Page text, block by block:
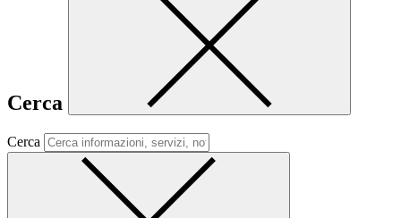
Cerca
Cerca